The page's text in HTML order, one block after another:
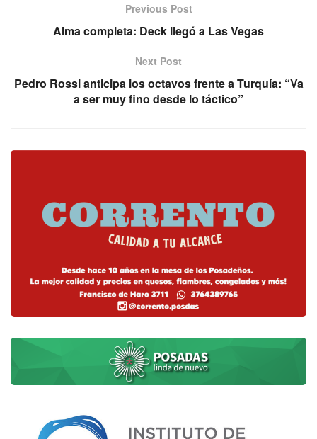
Previous Post
Alma completa: Deck llegó a Las Vegas
Next Post
Pedro Rossi anticipa los octavos frente a Turquía: “Va
a ser muy fino desde lo táctico”